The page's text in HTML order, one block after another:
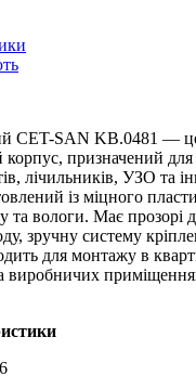
CET-SAN KB.0481 —
призначений для
лічильників, УЗО та
із міцного
та вологи. Має прозорі
зручну систему
для монтажу в
виробничих